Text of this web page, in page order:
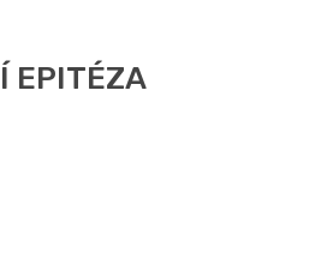
EPITÉZA